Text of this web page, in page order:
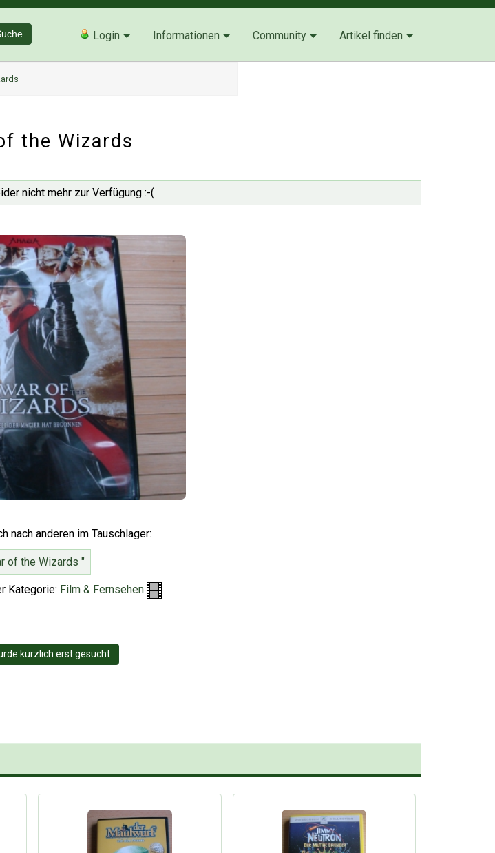
Login Informationen Community Artikel finden
the Wizards
nicht mehr zur Verfügung :-(
nach anderen im Tauschlager:
of the Wizards "
Kategorie: Film & Fernsehen
kürzlich erst gesucht